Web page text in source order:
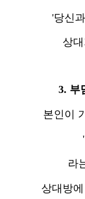
'당신
상
3. 부
본인이
라
상대방